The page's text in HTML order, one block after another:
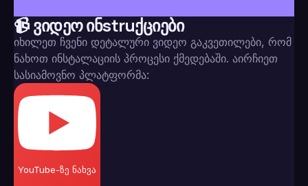
📹 ვიდეო ინstruქციები
იხილეთ ჩვენი დეტალური ვიდეო გაკვეთილები, რომ
ნახოთ ინსტალაციის პროცესი ქმედებაში. აირჩიეთ
სასიამოვნო პლატფორმა:
YouTube-ზე ნახვა